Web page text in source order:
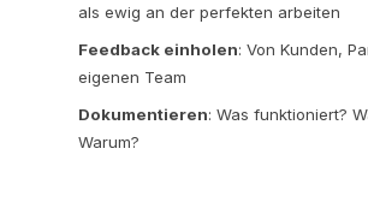
als ewig an der perfekten arbeiten
Feedback einholen: Von Kunden,
eigenen Team
Dokumentieren: Was funktioniert?
Warum?